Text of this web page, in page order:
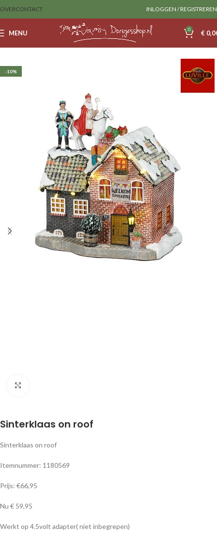
OVERCONTACT INLOGGEN / REGISTREREN
MENU 0 €
-10%
Sinterklaas on roof
Sinterklaas on roof
Itemnummer: 1180569
Prijs: €66,95
Nu € 59,95
Werkt op 4.5volt adapter( niet inbegrepen)